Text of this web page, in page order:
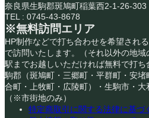
奈良県生駒郡斑鳩町稲葉西2-1-26-303
TEL : 0745-43-8678
※無料訪問エリア
HP制作などで打ち合わせを希望され
で訪問いたします。（それ以外の地
駅までお越しいただければ無料で打
駒郡（斑鳩町・三郷町・平群町・安
合町・上牧町・広陵町）・生駒市・
（※市街地のみ）
特定商取引に関する法律に基づ